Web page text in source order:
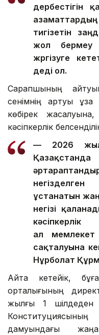
дербестігін
тигізетін
жол бермеу
жүргізуге
деді ол.
Сарапшының
сенімнің артуы ұзақ
көбірек
кәсіпкерлік
— 2026
ұстанатын
негізі
кәсіпкерлік
ал мемлекет
сақталуына
Нұрболат
Айта кетейік,
орталығының
жылғы 1 шілдеден
дамуындағы